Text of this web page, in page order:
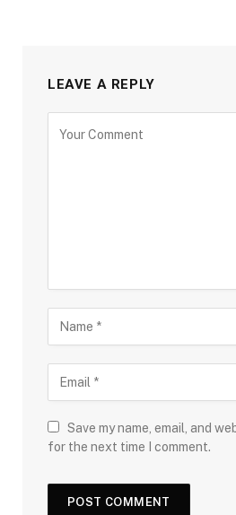
LEAVE A REPLY
Save my name, email, and
for the next time I comment.